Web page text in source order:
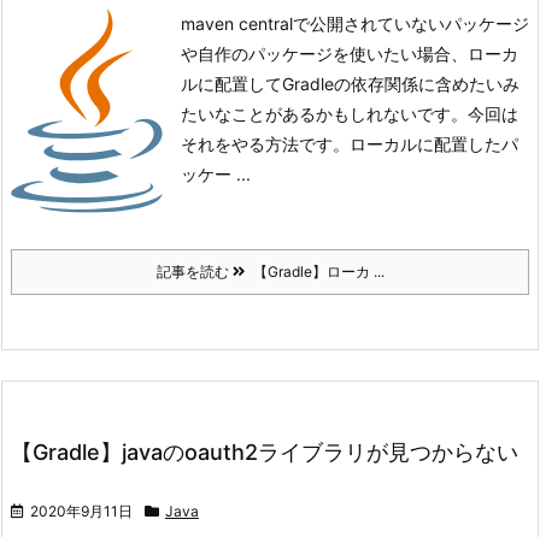
maven centralで公開されていないパッケージ
や自作のパッケージを使いたい場合、ローカ
ルに配置してGradleの依存関係に含めたいみ
たいなことがあるかもしれないです。今回は
それをやる方法です。
ローカルに配置したパ
ッケー ...
記事を読む 【Gradle】ローカ ...
【Gradle】javaのoauth2ライブラリが見つからない
2020年9月11日 Java